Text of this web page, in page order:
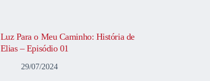
Luz Para o Meu Caminho: História de
Elias – Episódio 01
29/07/2024